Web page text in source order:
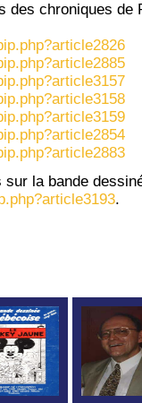
des chroniques de
sur la bande
.